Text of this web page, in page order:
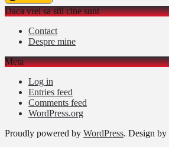
Daca vrei sa stii cine sunt
Contact
Despre mine
Meta
Log in
Entries feed
Comments feed
WordPress.org
Proudly powered by WordPress. Design by